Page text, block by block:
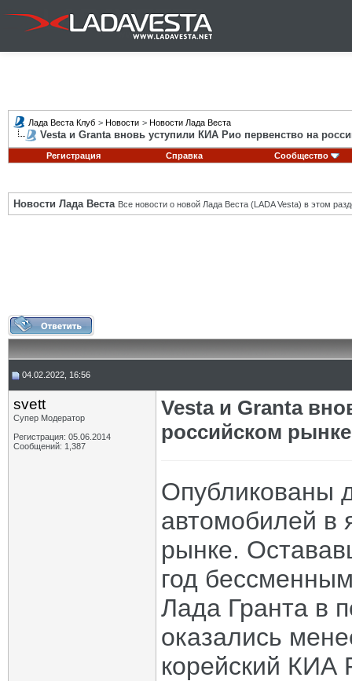
Лада Веста Клуб > Новости > Новости Лада Веста
Vesta и Granta вновь уступили КИА Рио первенство на
Регистрация Справка Сообщество
Новости Лада Веста Все новости о новой Лада Веста (LADA Vesta) в этом
04.02.2022, 16:56
svett
Супер Модератор
Регистрация: 05.06.2014
Сообщений: 1,387
Vesta и Granta
российском рынке
Опубликованы
автомобилей в
рынке.
год
Лада Гранта в
оказались
корейский КИА